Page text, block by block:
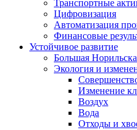
Транспортные
Цифровизация
Автоматизация
Финансовые
Устойчивое развитие
Большая
Экология и
Изменение
Воздух
Вода
Отходы и